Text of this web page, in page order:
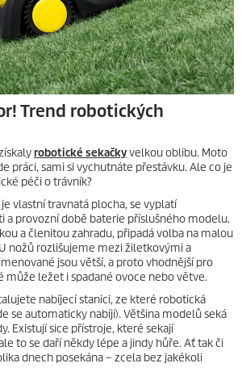
Trend robotických
robotické sekačkyvelkou oblibu. Moto
práci, sami si vychutnáte přestávku. Ale co je
péči o trávník?
vlastní travnatá plocha, se vyplatí
a provozní době baterie příslušného modelu.
a členitou zahradu, připadá volba na malou
nožů rozlišujeme mezi žiletkovými a
jsou větší, a proto vhodnější pro
může ležet i spadané ovoce nebo větve.
nabíjecí stanici, ze které robotická
se automaticky nabíjí). Většina modelů seká
Existují sice přístroje, které sekají
to se daří někdy lépe a jindy hůře. Ať tak či
dnech posekána – zcela bez jakékoli